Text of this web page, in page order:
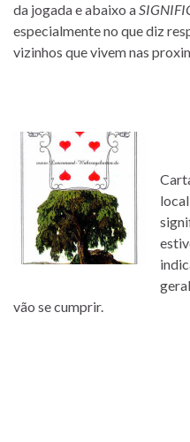
da jogada e abaixo a
especialmente no que diz
vizinhos que vivem nas
vão se cumprir.